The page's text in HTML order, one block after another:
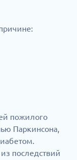
пожилого
Паркинсона,
последствий